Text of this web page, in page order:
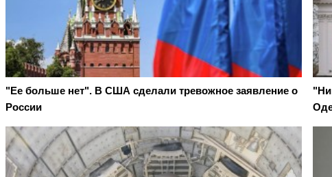
"Ее больше нет". В США сделали тревожное заявление о
России